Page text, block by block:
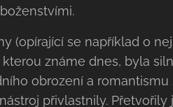
(opírající se například o
známe dnes, byla
obrození a
přivlastnily.